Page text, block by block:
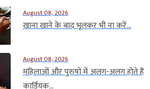
August 08, 2026
खाना खाने के बाद भूलकर भी ना करें...
August 08, 2026
महिलाओं और पुरुषों में अलग-अलग होते हैं
कार्डियक...